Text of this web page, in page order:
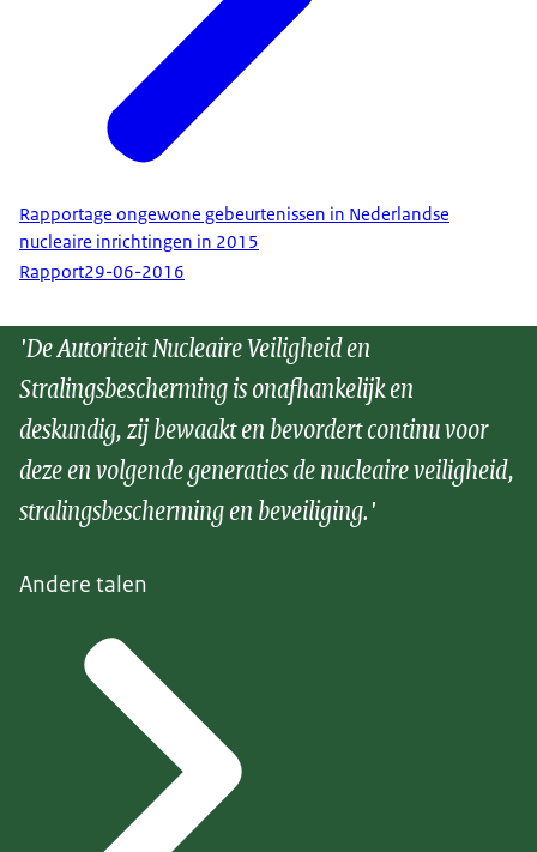
Rapportage ongewone gebeurtenissen in Nederlandse
nucleaire inrichtingen in 2015
Rapport29-06-2016
'De Autoriteit Nucleaire Veiligheid en
Stralingsbescherming is onafhankelijk en
deskundig, zij bewaakt en bevordert continu voor
deze en volgende generaties de nucleaire veiligheid,
stralingsbescherming en beveiliging.'
Andere talen